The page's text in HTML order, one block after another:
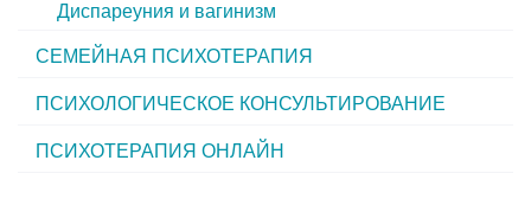
Диспареуния и вагинизм
СЕМЕЙНАЯ ПСИХОТЕРАПИЯ
ПСИХОЛОГИЧЕСКОЕ КОНСУЛЬТИРОВАНИЕ
ПСИХОТЕРАПИЯ ОНЛАЙН